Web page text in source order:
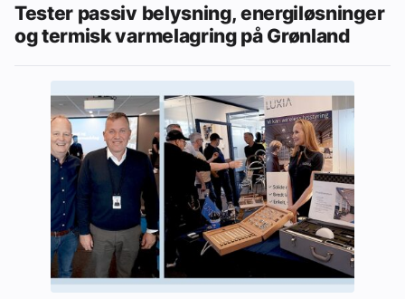
Tester passiv belysning, energiløsninger
og termisk varmelagring på Grønland